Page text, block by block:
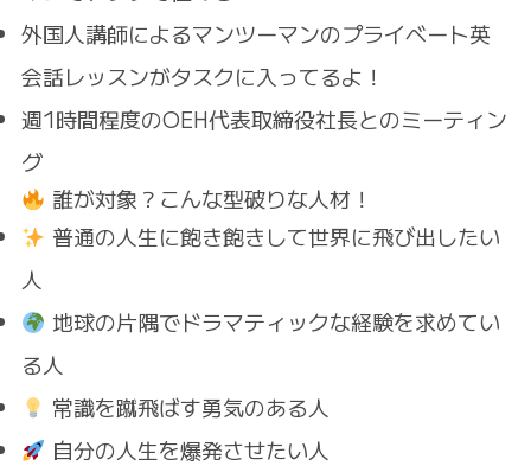
外国人講師によるマンツーマンのプライベート英
会話レッスンがタスクに入ってるよ！
週1時間程度のOEH代表取締役社長とのミーティン
グ
誰が対象？こんな型破りな人材！
普通の人生に飽き飽きして世界に飛び出したい
人
地球の片隅でドラマティックな経験を求めてい
る人
常識を蹴飛ばす勇気のある人
自分の人生を爆発させたい人